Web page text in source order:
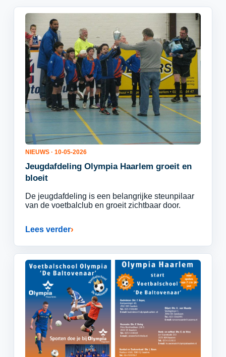
NIEUWS · 10-05-2026
Jeugdafdeling Olympia Haarlem groeit en
bloeit
De jeugdafdeling is een belangrijke steunpilaar
van de voetbalclub en groeit zichtbaar door.
Lees verder